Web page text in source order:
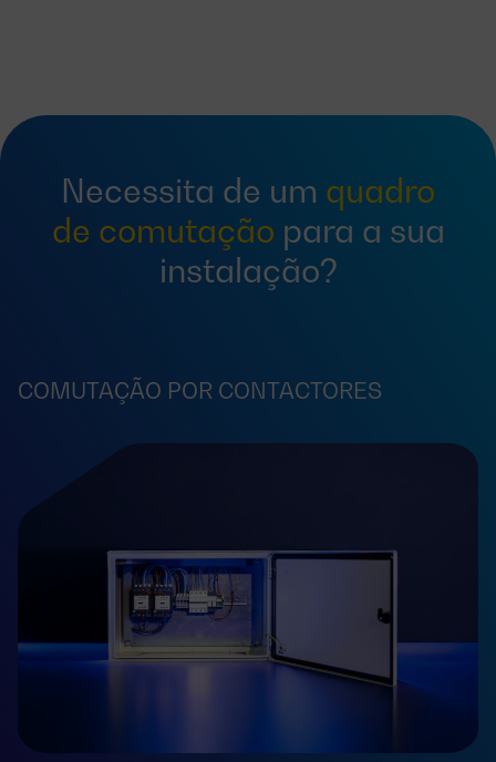
Necessita de um quadro
de comutação para a sua
instalação?
COMUTAÇÃO POR CONTACTORES